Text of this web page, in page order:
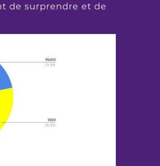
de surprendre et de